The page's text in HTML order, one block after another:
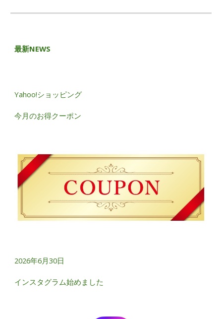
最新NEWS
Yahoo!ショッピング
今月のお得クーポン
2026年6月30日
インスタグラム始めました